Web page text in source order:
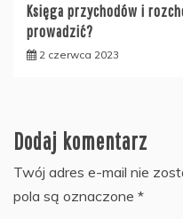
Księga przychodów i
prowadzić?
2 czerwca 2023
Dodaj komentarz
Twój adres e-mail nie
pola są oznaczone *